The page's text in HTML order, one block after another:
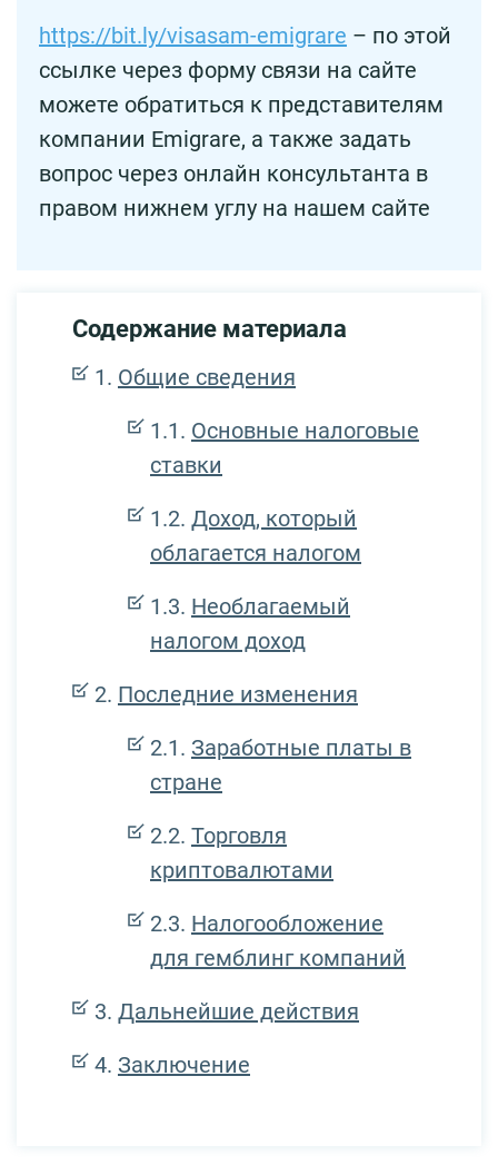
https://bit.ly/visasam-emigrare – по этой
ссылке через форму связи на сайте
можете обратиться к представителям
компании Emigrare, а также задать
вопрос через онлайн консультанта в
правом нижнем углу на нашем сайте
Содержание материала
Общие сведения
Основные налоговые
ставки
Доход, который
облагается налогом
Необлагаемый
налогом доход
Последние изменения
Заработные платы в
стране
Торговля
криптовалютами
Налогообложение
для гемблинг компаний
Дальнейшие действия
Заключение